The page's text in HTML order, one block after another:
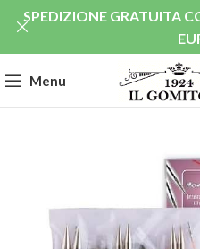
Menu
SPEDIZIONE GRATUITA